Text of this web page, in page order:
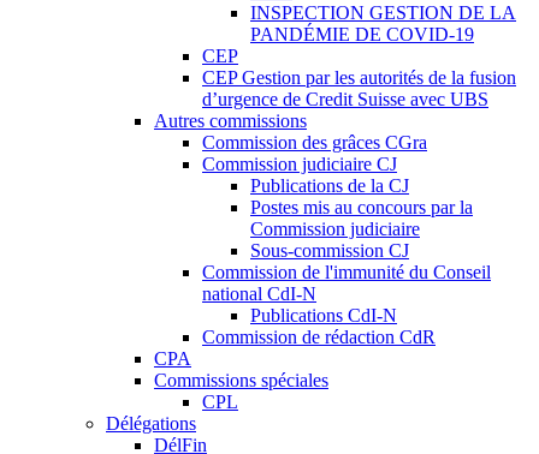
INSPECTION GESTION DE LA
PANDÉMIE DE COVID-19
CEP
CEP Gestion par les autorités de la fusion
d’urgence de Credit Suisse avec UBS
Autres commissions
Commission des grâces CGra
Commission judiciaire CJ
Publications de la CJ
Postes mis au concours par la
Commission judiciaire
Sous-commission CJ
Commission de l'immunité du Conseil
national CdI-N
Publications CdI-N
Commission de rédaction CdR
CPA
Commissions spéciales
CPL
Délégations
DélFin